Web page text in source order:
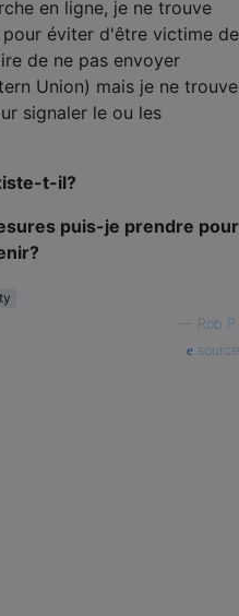
en ligne, je ne trouve
pour éviter d'être victime de
de ne pas envoyer
Union) mais je ne trouve
signaler le ou les
t-il?
puis-je prendre pour
Rob P.
source